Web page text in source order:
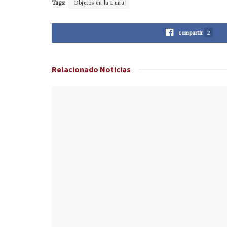
Tags: Objetos en la Luna
compartir 2
Relacionado Noticias